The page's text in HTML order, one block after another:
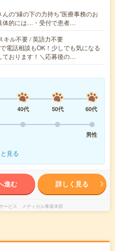
の“縁の下の力持ち”医療事務のお
体的には…・受付で患者…
キル不要 / 英語力不要
電話相談もOK！少しでも気になる
ております！＼応募後の…
40代 50代
60代
男性
見る
進む 詳しく見る
ービス メディカル事業本部